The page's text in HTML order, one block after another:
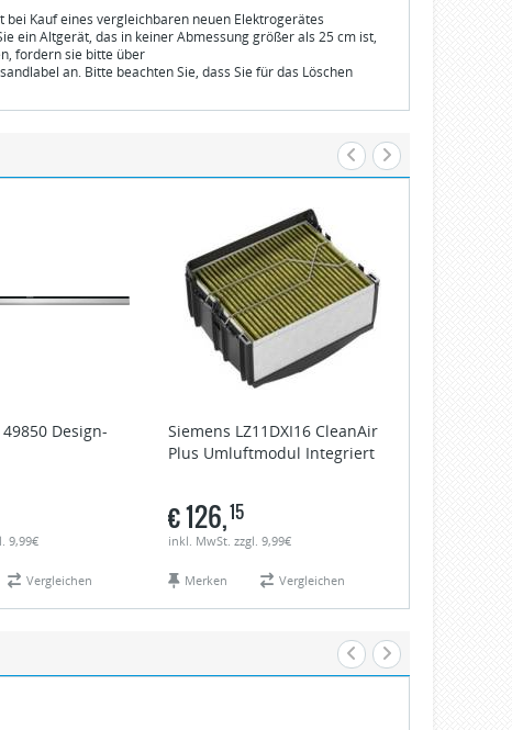
Kauf eines vergleichbaren neuen Elektrogerätes
ein Altgerät, das in keiner Abmessung größer als 25 cm ist,
fordern sie bitte über
an. Bitte beachten Sie, dass Sie für das Löschen
49850 Design-
9,99€
Vergleichen
Siemens LZ11DXI16 CleanAir
Plus Umluftmodul Integriert
€126,15
inkl. MwSt. zzgl. 9,99€
Merken Vergleichen